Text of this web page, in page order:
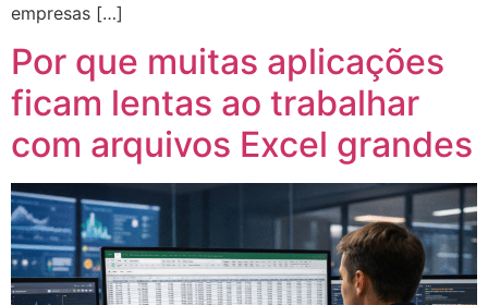
empresas […]
Por que muitas aplicações
ficam lentas ao trabalhar
com arquivos Excel grandes